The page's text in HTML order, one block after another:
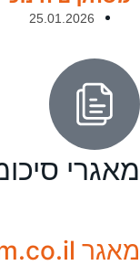
25.01.2026
מאגרי
מאגר Sicumim.co.il